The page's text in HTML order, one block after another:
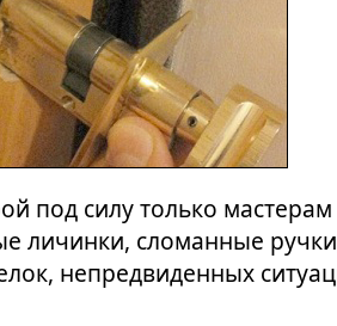
под силу только
личинки, сломанные
непредвиденных